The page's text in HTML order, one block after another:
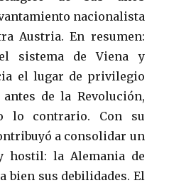
nacionalista
Austria. En resumen:
sistema de Viena y
el lugar de privilegio
de la Revolución,
lo contrario. Con su
a consolidar un
hostil: la Alemania de
bien sus debilidades. El